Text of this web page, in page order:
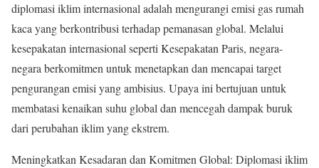
diplomasi iklim internasional adalah mengurangi emisi gas rumah
kaca yang berkontribusi terhadap pemanasan global. Melalui
kesepakatan internasional seperti Kesepakatan Paris, negara-
negara berkomitmen untuk menetapkan dan mencapai target
pengurangan emisi yang ambisius. Upaya ini bertujuan untuk
membatasi kenaikan suhu global dan mencegah dampak buruk
dari perubahan iklim yang ekstrem.
Meningkatkan Kesadaran dan Komitmen Global: Diplomasi iklim